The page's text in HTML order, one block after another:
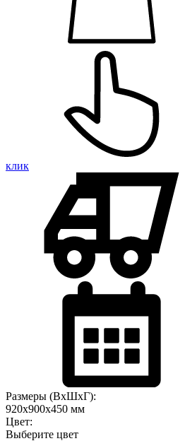
клик
Размеры (ВхШхГ):
920x900x450 мм
Цвет:
Выберите цвет